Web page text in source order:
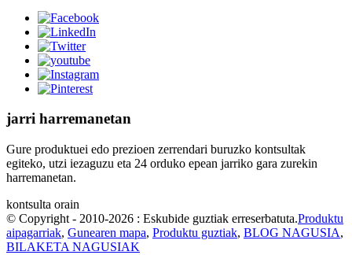
jarri harremanetan
Gure produktuei edo prezioen zerrendari buruzko kontsultak
egiteko, utzi iezaguzu eta 24 orduko epean jarriko gara zurekin
harremanetan.
kontsulta orain
© Copyright - 2010-2026 : Eskubide guztiak erreserbatuta.Produktu
aipagarriak, Gunearen mapa, Produktu guztiak, BLOG NAGUSIA,
BILAKETA NAGUSIAK